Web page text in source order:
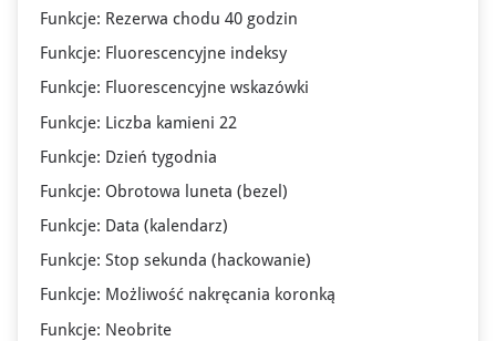
Funkcje: Rezerwa chodu 40 godzin
Funkcje: Fluorescencyjne indeksy
Funkcje: Fluorescencyjne wskazówki
Funkcje: Liczba kamieni 22
Funkcje: Dzień tygodnia
Funkcje: Obrotowa luneta (bezel)
Funkcje: Data (kalendarz)
Funkcje: Stop sekunda (hackowanie)
Funkcje: Możliwość nakręcania koronką
Funkcje: Neobrite